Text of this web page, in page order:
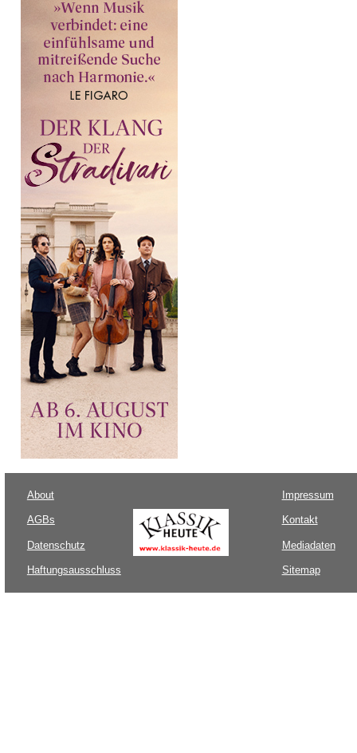
About
AGBs
Datenschutz
Haftungsausschluss
Impressum
Kontakt
Mediadaten
Sitemap